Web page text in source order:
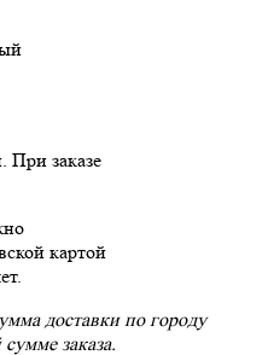
При заказе
картой
доставки по городу
заказа.